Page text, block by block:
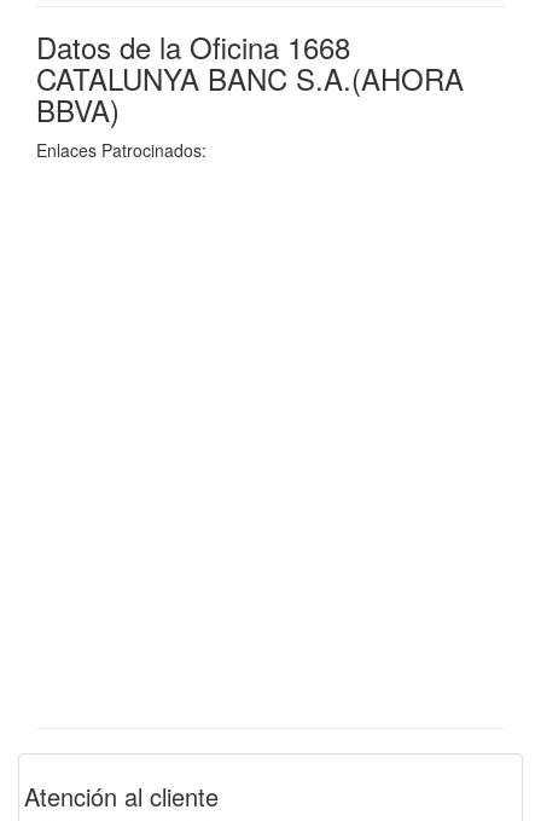
Datos de la Oficina 1668
CATALUNYA BANC S.A.(AHORA
BBVA)
Enlaces Patrocinados:
Atención al cliente